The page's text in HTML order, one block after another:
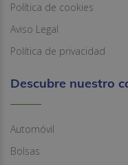
Política de cookies
Aviso Legal
Política de privacidad
Descubre nuestro
Automóvil
Bolsas